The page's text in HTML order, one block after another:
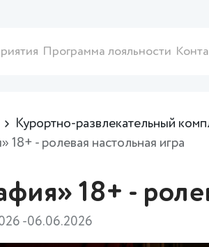
Программа лояльности
Курортно-развлекательный
18+ - ролевая настольная игра
18+ -
-06.06.2026